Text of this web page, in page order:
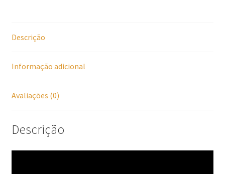
Descrição
Informação adicional
Avaliações (0)
Descrição